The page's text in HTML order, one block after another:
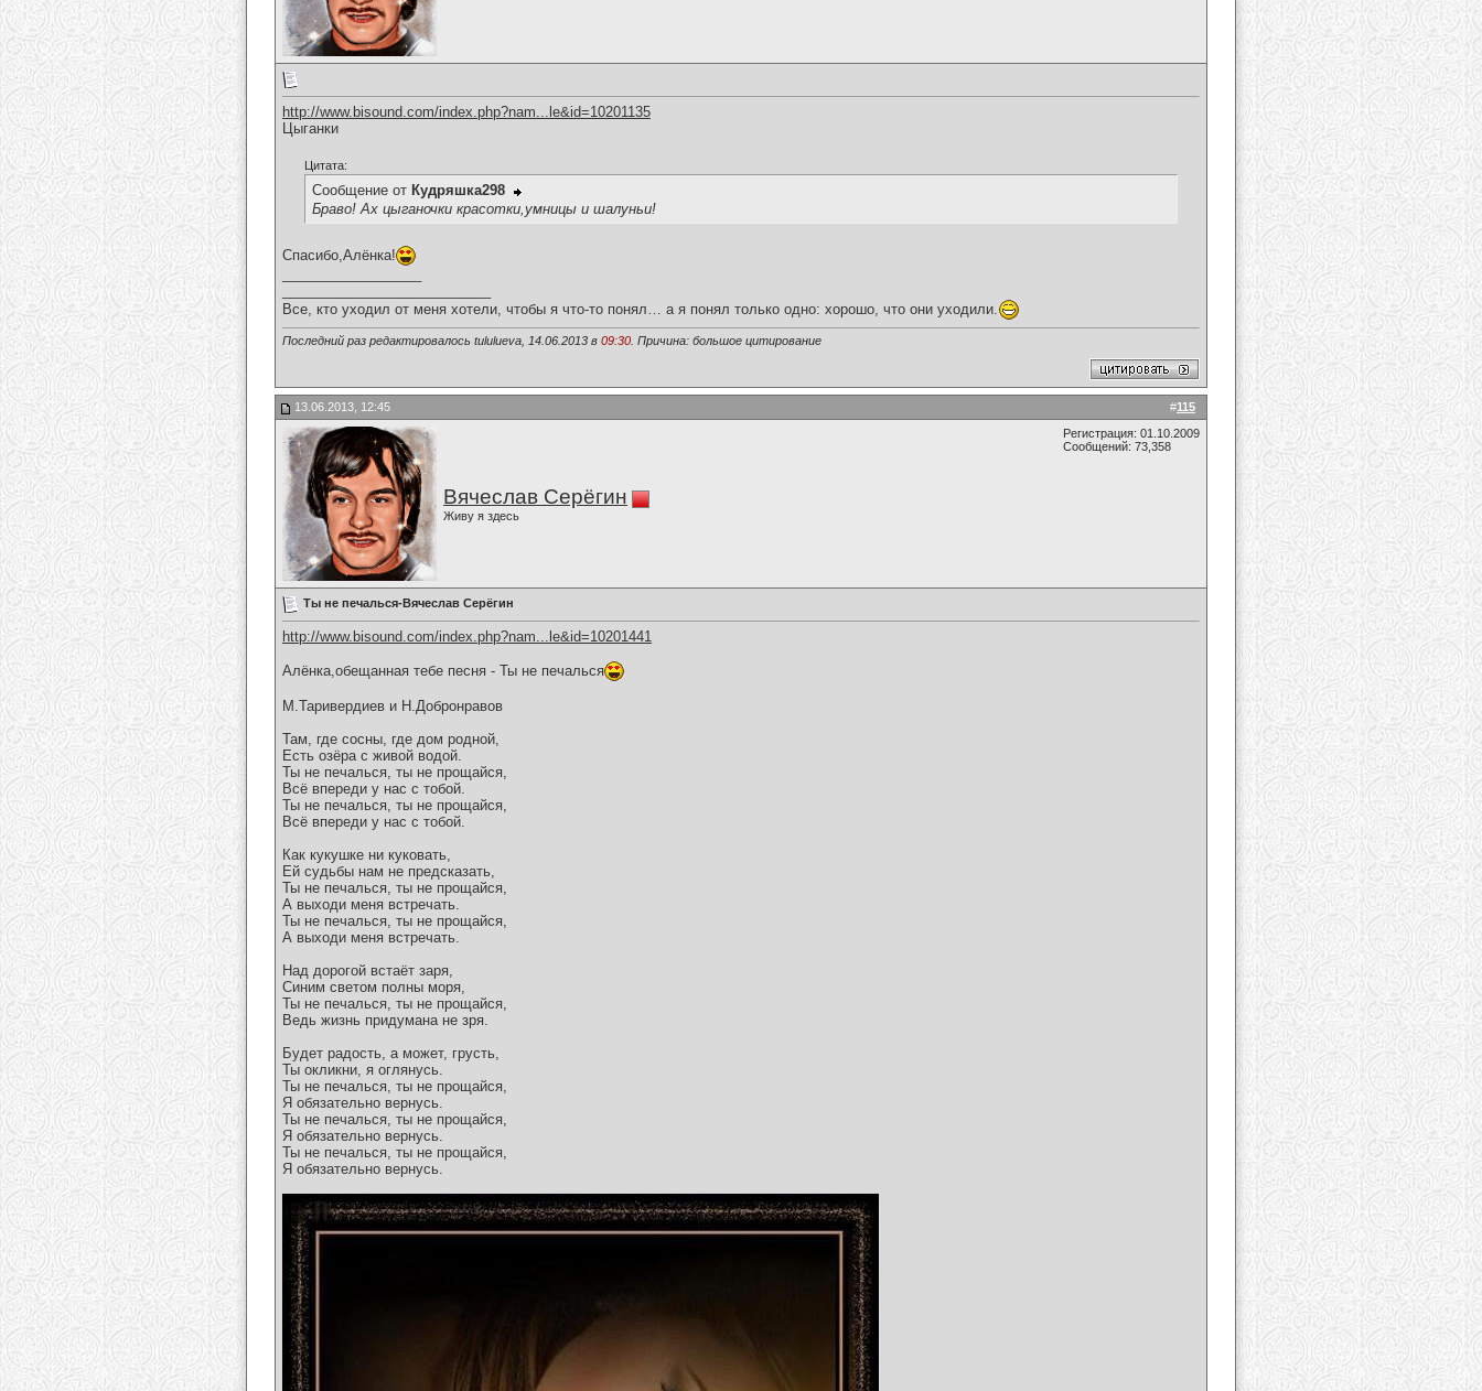
http://www.bisound.com/index.php?nam...le&id=10201135
Цыганки
Цитата:
Сообщение от Кудряшка298
Браво! Ах цыганочки красотки,умницы и шалуньи!
Спасибо,Алёнка!
Все, кто уходил от меня хотели, чтобы я что-то понял… а я понял только одно: хорошо, что они уходили.
Последний раз редактировалось tululueva, 14.06.2013 в 09:30 . Причина: большое цитирование
#115
13.06.2013, 12:45
Вячеслав Серёгин
Живу я здесь
Регистрация: 01.10.2009
Сообщений: 73,358
Ты не печалься-Вячеслав Серёгин
http://www.bisound.com/index.php?nam...le&id=10201441
Алёнка,обещанная тебе песня - Ты не печалься
М.Таривердиев и Н.Добронравов
Там, где сосны, где дом родной,
Есть озёра с живой водой.
Ты не печалься, ты не прощайся,
Всё впереди у нас с тобой.
Ты не печалься, ты не прощайся,
Всё впереди у нас с тобой.
Как кукушке ни куковать,
Ей судьбы нам не предсказать,
Ты не печалься, ты не прощайся,
А выходи меня встречать.
Ты не печалься, ты не прощайся,
А выходи меня встречать.
Над дорогой встаёт заря,
Синим светом полны моря,
Ты не печалься, ты не прощайся,
Ведь жизнь придумана не зря.
Будет радость, а может, грусть,
Ты окликни, я оглянусь.
Ты не печалься, ты не прощайся,
Я обязательно вернусь.
Ты не печалься, ты не прощайся,
Я обязательно вернусь.
Ты не печалься, ты не прощайся,
Я обязательно вернусь.